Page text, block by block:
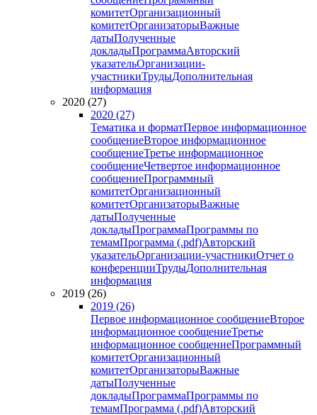
комитетОрганизационный
комитетОрганизаторыВажные
датыПолученные
докладыПрограммаАвторский
указательОрганизации-
участникиТрудыДополнительная
информация
2020 (27)
2020 (27)
Тематика и форматПервое информационное
сообщениеВторое информационное
сообщениеТретье информационное
сообщениеЧетвертое информационное
сообщениеПрограммный
комитетОрганизационный
комитетОрганизаторыВажные
датыПолученные
докладыПрограммаПрограммы по
темамПрограмма (.pdf)Авторский
указательОрганизации-участникиОтчет о
конференцииТрудыДополнительная
информация
2019 (26)
2019 (26)
Первое информационное сообщениеВторое
информационное сообщениеТретье
информационное сообщениеПрограммный
комитетОрганизационный
комитетОрганизаторыВажные
датыПолученные
докладыПрограммаПрограммы по
темамПрограмма (.pdf)Авторский